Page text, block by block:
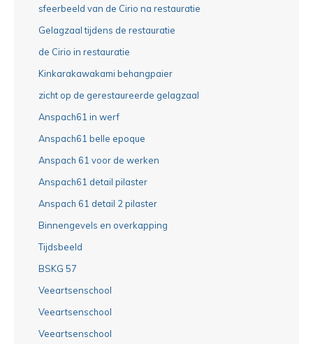
sfeerbeeld van de Cirio na restauratie
Gelagzaal tijdens de restauratie
de Cirio in restauratie
Kinkarakawakami behangpaier
zicht op de gerestaureerde gelagzaal
Anspach61 in werf
Anspach61 belle epoque
Anspach 61 voor de werken
Anspach61 detail pilaster
Anspach 61 detail 2 pilaster
Binnengevels en overkapping
Tijdsbeeld
BSKG 57
Veeartsenschool
Veeartsenschool
Veeartsenschool